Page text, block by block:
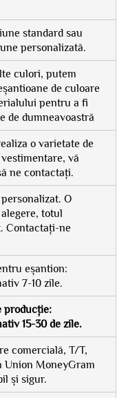
standard sau
personalizată.
culori, putem
de culoare
pentru a fi
de dumneavoastră
o varietate de
vă
ne contactați.
O
totul
Contactați-ne
eșantion:
7-10 zile.
producție:
15-30 de zile.
comercială, T/T,
Union MoneyGram
și sigur.